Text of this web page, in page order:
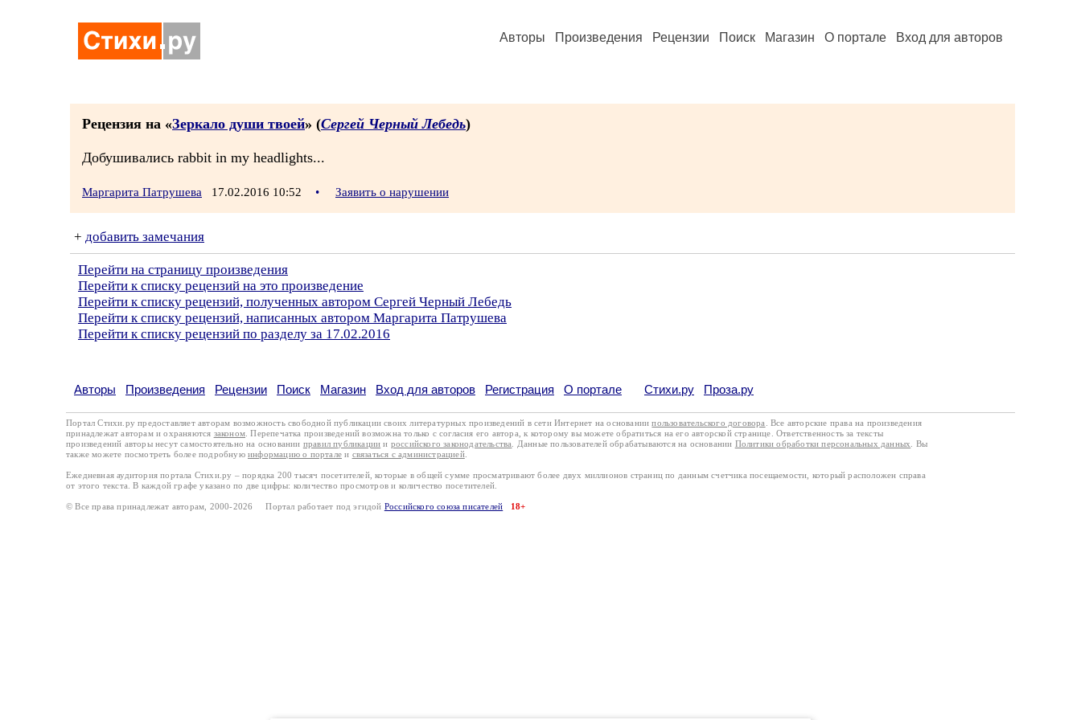
Авторы Произведения Рецензии Поиск Магазин О портале Вход для авторов
Рецензия на «Зеркало души твоей» (Сергей Черный Лебедь)
Добушивались rabbit in my headlights...
Маргарита Патрушева 17.02.2016 10:52 • Заявить о нарушении
+ добавить замечания
Перейти на страницу произведения
Перейти к списку рецензий на это произведение
Перейти к списку рецензий, полученных автором Сергей Черный Лебедь
Перейти к списку рецензий, написанных автором Маргарита Патрушева
Перейти к списку рецензий по разделу за 17.02.2016
Авторы Произведения Рецензии Поиск Магазин Вход для авторов Регистрация О портале Стихи.ру Проза.ру
Портал Стихи.ру предоставляет авторам возможность свободной публикации своих литературных произведений в сети Интернет на основаниипользовательского договора
. Все авторские права на произведения
принадлежат авторам и охраняются законом . Перепечатка произведений возможна только с согласия его автора, к которому вы можете обратиться на его авторской странице. Ответственность за тексты
произведений авторы несут самостоятельно на основании правил публикации и российского законодательства . Данные пользователей обрабатываются на основании Политики обработки персональных данных
. Вы
также можете посмотреть более подробную информацию о портале и связаться с администрацией.
Ежедневная аудитория портала Стихи.ру – порядка 200 тысяч посетителей, которые в общей сумме просматривают более двух миллионов страниц по данным счетчика посещаемости, который расположен справа
от этого текста. В каждой графе указано по две цифры: количество просмотров и количество посетителей.
© Все права принадлежат авторам, 2000-2026 Портал работает под эгидой Российского союза писателей 18+